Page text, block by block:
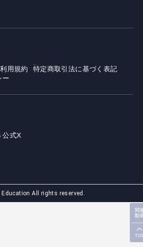
関
動
用規約
特定商取引法に基づく表記
ー
公式X
Education All rights reserved.